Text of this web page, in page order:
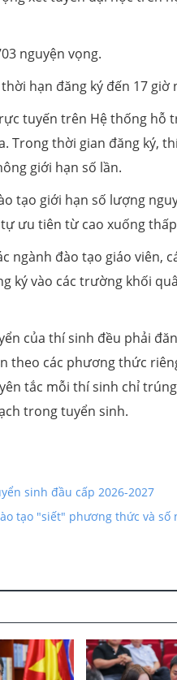
nguyện vọng.
hạn đăng ký đến 17 giờ
tuyến trên Hệ thống hỗ
Trong thời gian đăng ký,
giới hạn số lần.
tạo giới hạn số lượng
ưu tiên từ cao xuống
ngành đào tạo giáo viên,
ký vào các trường khối
của thí sinh đều phải
các phương thức
tắc mỗi thí sinh chỉ
trong tuyển sinh.
sinh đầu cấp 2026-2027
tạo "siết" phương thức và số